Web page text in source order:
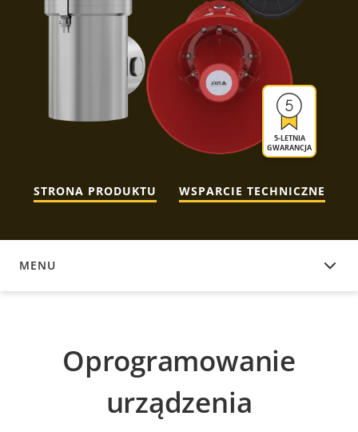
5-LETNIA
GWARANCJA
STRONA PRODUKTU WSPARCIE TECHNICZNE
MENU
OPROGRAMOWANIE URZĄDZENIA
Oprogramowanie
urządzenia